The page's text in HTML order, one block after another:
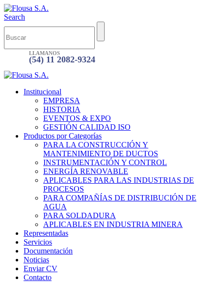
Search
LLAMANOS
(54) 11 2082-9324
Institucional
EMPRESA
HISTORIA
EVENTOS & EXPO
GESTIÓN CALIDAD ISO
Productos por Categorías
PARA LA CONSTRUCCIÓN Y
MANTENIMIENTO DE DUCTOS
INSTRUMENTACIÓN Y CONTROL
ENERGÍA RENOVABLE
APLICABLES PARA LAS INDUSTRIAS DE
PROCESOS
PARA COMPAÑÍAS DE DISTRIBUCIÓN DE
AGUA
PARA SOLDADURA
APLICABLES EN INDUSTRIA MINERA
Representadas
Servicios
Documentación
Noticias
Enviar CV
Contacto